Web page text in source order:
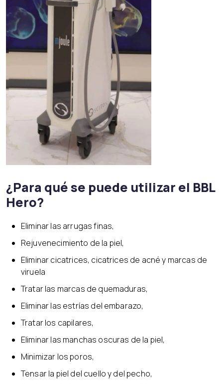
¿Para qué se puede utilizar el BBL
Hero?
Eliminar las arrugas finas,
Rejuvenecimiento de la piel,
Eliminar cicatrices, cicatrices de acné y marcas de
viruela
Tratar las marcas de quemaduras,
Eliminar las estrías del embarazo,
Tratar los capilares,
Eliminar las manchas oscuras de la piel,
Minimizar los poros,
Tensar la piel del cuello y del pecho,